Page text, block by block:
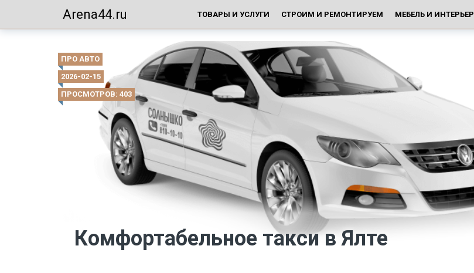
Arena44.ru ТОВАРЫ И УСЛУГИ СТРОИМ И РЕМОНТИРУЕМ МЕБЕЛЬ И ИНТЕРЬЕР
ПРО АВТО
2026-02-15
ПРОСМОТРОВ: 403
Комфортабельное такси в Ялте